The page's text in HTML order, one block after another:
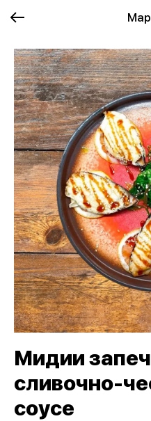
Мидии
сливочно-
соусе